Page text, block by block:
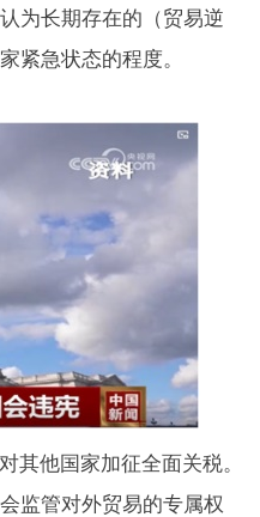
为长期存在的（贸易逆
紧急状态的程度。
其他国家加征全面关税。
监管对外贸易的专属权